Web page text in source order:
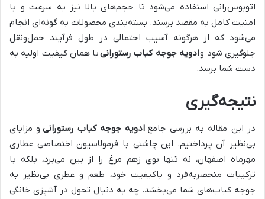
اتوبوس‌رانی استفاده می‌شود تا حجم‌های بالا نیز به سرعت و با
امنیت کامل به مقصد برسند. بسته‌بندی محصولات به گونه‌ای انجام
می‌شود که از هرگونه آسیب احتمالی در طول فرآیند حمل‌ونقل
جلوگیری شود وادویه جوجه کباب رستورانیبا همان کیفیت اولیه به
دست شما برسد.
نتیجه‌گیری
در این مقاله به بررسی جامع ادویه جوجه کباب رستورانی و مزایای
بی‌نظیر آن پرداختیم. این چاشنی با فرمولاسیون اختصاصی عطاری
مهرماه اصفهان، نه تنها بوی زهم مرغ را از بین می‌برد، بلکه با
ترکیبات منحصربه‌فرد و باکیفیت خود، طعم و عطری بی‌نظیر به
جوجه کباب‌های شما می‌بخشد. چه به دنبال تحول در آشپزی خانگی